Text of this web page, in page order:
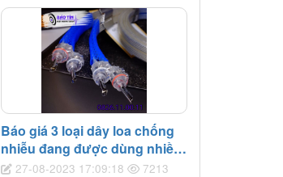
Báo giá 3 loại dây loa chống
nhiễu đang được dùng nhiều
nhất
27-08-2023 17:09:18 7213